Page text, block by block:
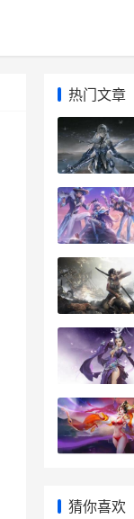
热门文章
猜你喜欢